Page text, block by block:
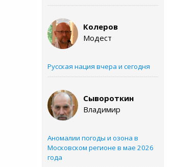
Колеров
Модест
Русская нация вчера и сегодня
Сывороткин
Владимир
Аномалии погоды и озона в
Московском регионе в мае 2026
года